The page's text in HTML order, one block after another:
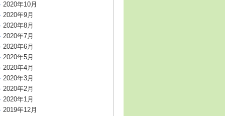
2020年10月
2020年9月
2020年8月
2020年7月
2020年6月
2020年5月
2020年4月
2020年3月
2020年2月
2020年1月
2019年12月